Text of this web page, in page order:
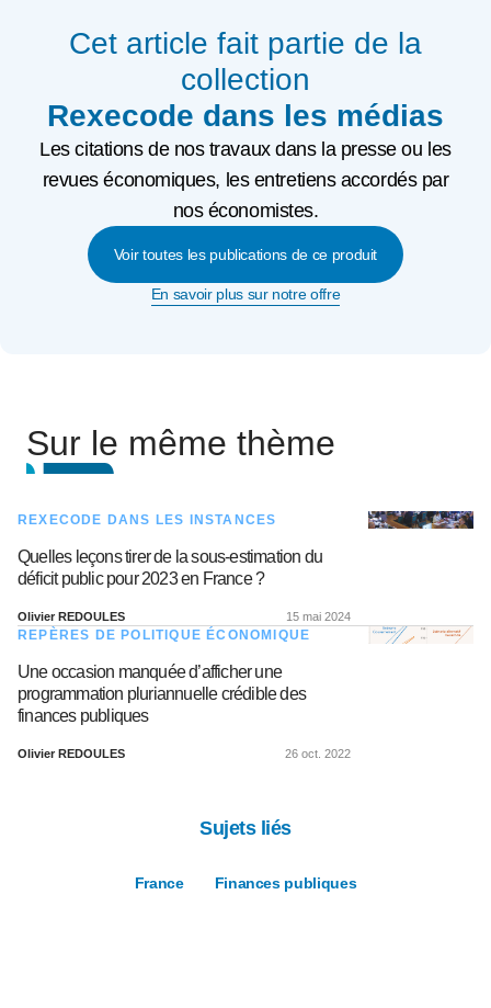
Cet article fait partie de la
collection
Rexecode dans les médias
Les citations de nos travaux dans la presse ou les
revues économiques, les entretiens accordés par
nos économistes.
Voir toutes les publications de ce produit
En savoir plus sur notre offre
Sur le même thème
REXECODE DANS LES INSTANCES
Quelles leçons tirer de la sous-estimation du
déficit public pour 2023 en France ?
Olivier REDOULES 15 mai 2024
REPÈRES DE POLITIQUE ÉCONOMIQUE
Une occasion manquée d’afficher une
programmation pluriannuelle crédible des
finances publiques
Olivier REDOULES 26 oct. 2022
Sujets liés
France Finances publiques